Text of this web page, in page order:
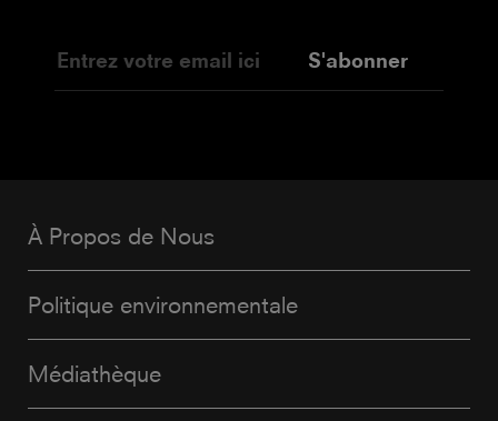
S'abonner
À Propos de Nous
Politique environnementale
Médiathèque